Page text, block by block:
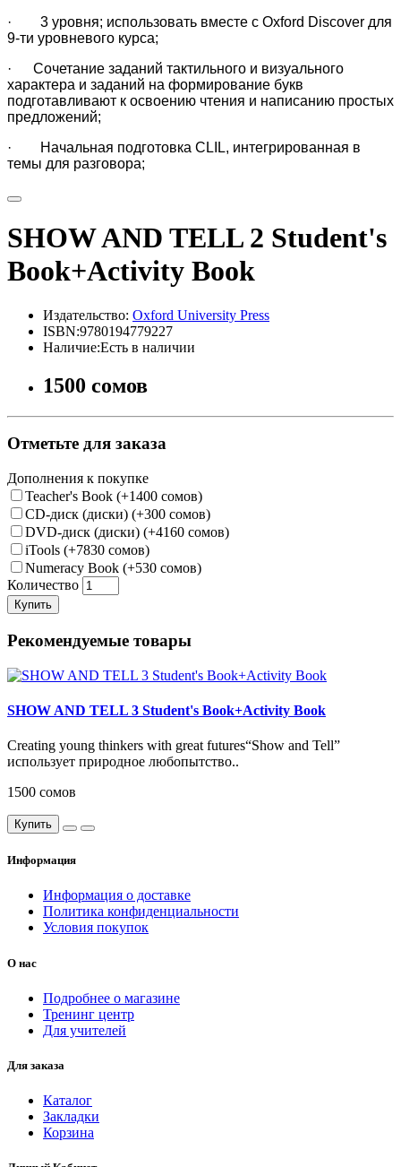
· 3 уровня; использовать вместе с Oxford Discover для
9-ти уровневого курса;
· Сочетание заданий тактильного и визуального
характера и заданий на формирование букв
подготавливают к освоению чтения и написанию простых
предложений;
· Начальная подготовка CLIL, интегрированная в
темы для разговора;
SHOW AND TELL 2 Student's
Book+Activity Book
Издательство: Oxford University Press
ISBN:9780194779227
Наличие:Есть в наличии
1500 сомов
Отметьте для заказа
Дополнения к покупке
Teacher's Book (+1400 сомов)
CD-диск (диски) (+300 сомов)
DVD-диск (диски) (+4160 сомов)
iTools (+7830 сомов)
Numeracy Book (+530 сомов)
Количество
Купить
Рекомендуемые товары
SHOW AND TELL 3 Student's Book+Activity Book
Creating young thinkers with great futures“Show and Tell”
использует природное любопытство..
1500 сомов
Купить
Информация
Информация о доставке
Политика конфиденциальности
Условия покупок
О нас
Подробнее о магазине
Тренинг центр
Для учителей
Для заказа
Каталог
Закладки
Корзина